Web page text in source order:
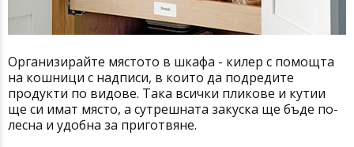
Организирайте мястото в шкафа - килер с помощта
на кошници с надписи, в които да подредите
продукти по видове. Така всички пликове и кутии
ще си имат място, а сутрешната закуска ще бъде по-
лесна и удобна за приготвяне.